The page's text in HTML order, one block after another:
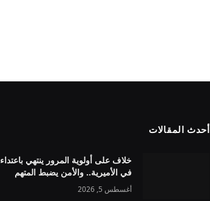
أحدث المقالات
خلاف على أولوية المرور ينتهي باعتداء
في الأميرية.. والأمن يضبط المتهم
أغسطس 5, 2026